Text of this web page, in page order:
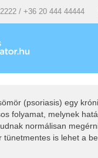
/ +36 20 444 44444
(psoriasis) egy
folyamat, melynek
normálisan
tünetmentes is lehet a